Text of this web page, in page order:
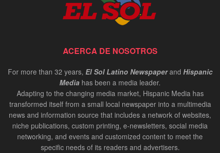
ACERCA DE NOSOTROS
For more than 32 years, El Sol Latino Newspaperand Hispanic
Media has been a media leader.
Adapting to the changing media market, Hispanic Media has
transformed itself from a small local newspaper into a multimedia
news and information source that includes a network of websites,
niche publications, custom printing, e-newsletters, social media
networking, and events and customized content to meet the
specific needs of its readers and advertisers.